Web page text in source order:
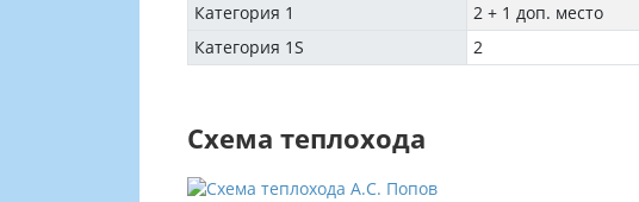
Категория 1
2 + 1 доп. место
Категория 1S
2
Схема теплохода